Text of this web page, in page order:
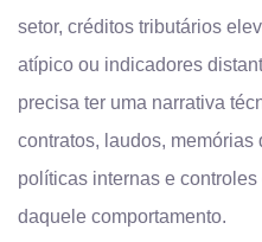
setor, créditos tributários
atípico ou indicadores
precisa ter uma narrativa
contratos, laudos, memórias
políticas internas e
daquele comportamento.